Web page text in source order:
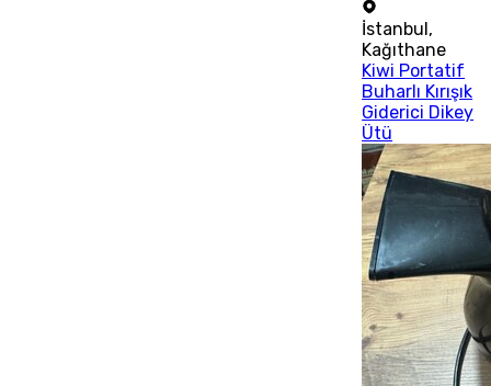
İstanbul ,
Kağıthane
Kiwi Portatif
Buharlı Kırışık
Giderici Dikey
Ütü